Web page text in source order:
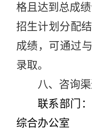
格且达到总成
招生计划分配
成绩，可通过
录取。
八、咨询
联系部门
综合办公室